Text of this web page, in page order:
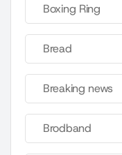
Boxing Ring
Bread
Breaking news
Brodband